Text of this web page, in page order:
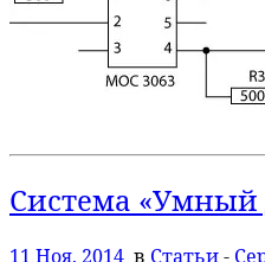
Система «Умный
11 Ноя, 2014 в Статьи-